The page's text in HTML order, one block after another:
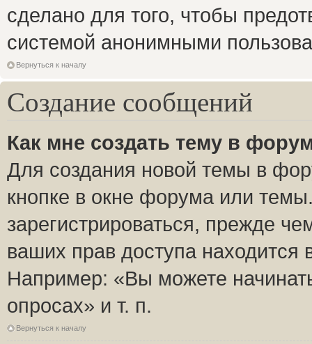
сделано для того, чтобы
системой анонимными
Вернуться к началу
Создание сообщений
Как мне создать тему в
Для создания новой темы в
кнопке в окне форума или
зарегистрироваться, прежде
ваших прав доступа
Например: «Вы можете
опросах» и т. п.
Вернуться к началу